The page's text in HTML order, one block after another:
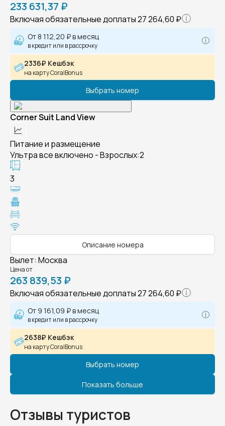
233 631,37 ₽
Включая обязательные доплаты27 264,60 ₽
От 8 112,20 ₽в месяц
в кредит или в рассрочку
2336₽ Кешбэк
на карту CoralBonus
Выбрать номер
Corner Suit Land View
Питание и размещение
Ультра все включено - Взрослых:2
3
Описание номера
Вылет: Москва
Цена от
263 839,53 ₽
Включая обязательные доплаты27 264,60 ₽
От 9 161,09 ₽в месяц
в кредит или в рассрочку
2638₽ Кешбэк
на карту CoralBonus
Выбрать номер
Показать больше
Отзывы туристов